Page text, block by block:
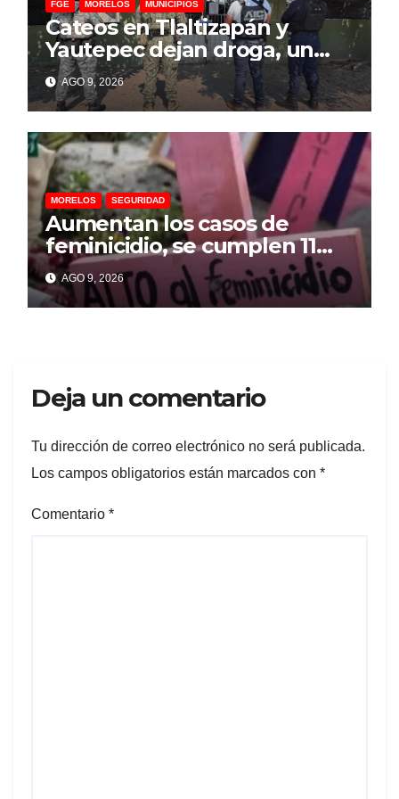
FGE MORELOS MUNICIPIOS
Cateos en Tlaltizapán y
Yautepec dejan droga, un
arma artesanal y
motocicletas desvalijadas
AGO 9, 2026
MORELOS SEGURIDAD
Aumentan los casos de
feminicidio, se cumplen 11
años de la Alerta de Violencia
de Género y no funciona por
omisiones: CIDH
AGO 9, 2026
Deja un comentario
Tu dirección de correo electrónico no será publicada.
Los campos obligatorios están marcados con *
Comentario *